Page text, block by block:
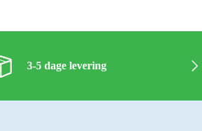
3-5 dage levering